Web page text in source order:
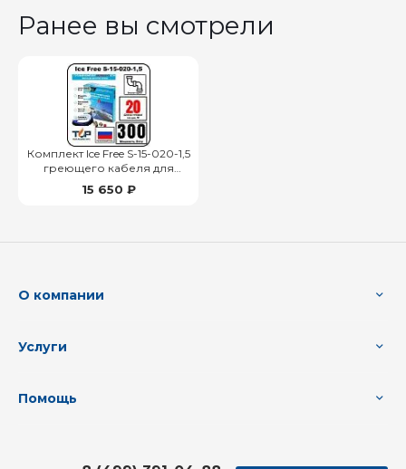
Ранее вы смотрели
Комплект Ice Free S-15-020-1,5
греющего кабеля для
водопровода внутри трубы
15 650 ₽
О компании
Услуги
Помощь